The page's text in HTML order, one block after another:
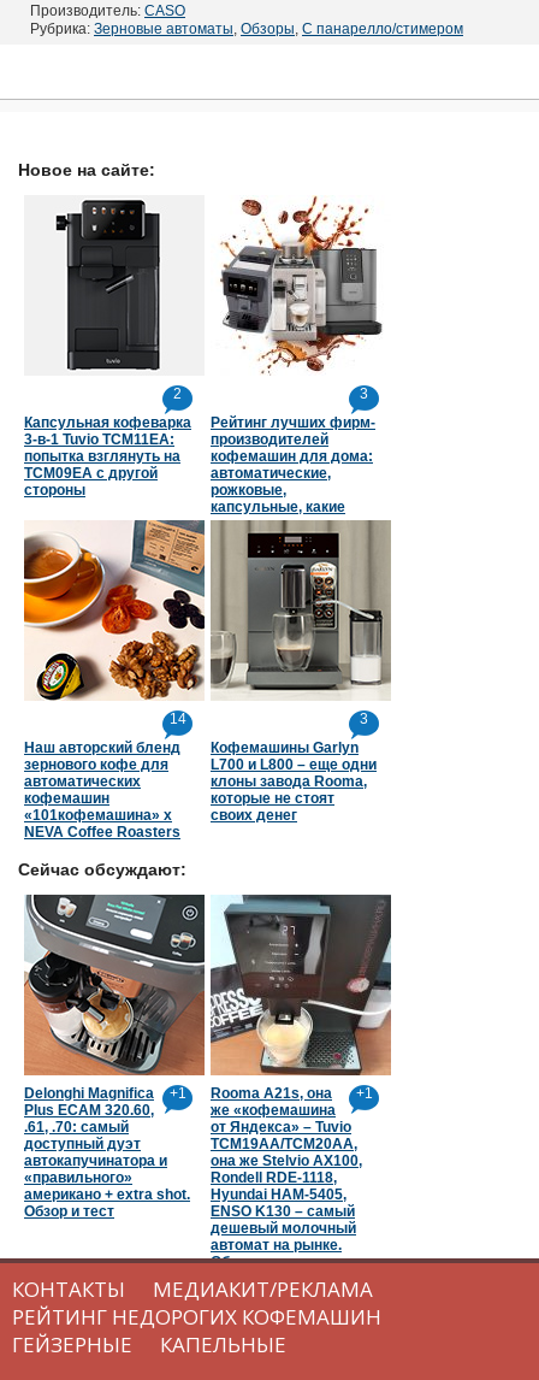
Производитель: CASO
Рубрика: Зерновые автоматы Обзоры С панарелло/стимером
Новое на сайте:
2
Капсульная кофеварка
3-в-1 Tuvio TCM11EA:
попытка взглянуть на
TCM09EA с другой
стороны
3
Рейтинг лучших фирм-
производителей
кофемашин для дома:
автоматические,
рожковые,
капсульные, какие
страны в топе
14
Наш авторский бленд
зернового кофе для
автоматических
кофемашин
«101кофемашина» х
NEVA Coffee Roasters
3
Кофемашины Garlyn
L700 и L800 – еще одни
клоны завода Rooma,
которые не стоят
своих денег
Сейчас обсуждают:
+1
Delonghi Magnifica
Plus ECAM 320.60,
.61, .70: самый
доступный дуэт
автокапучинатора и
«правильного»
американо + extra shot.
Обзор и тест
+1
Rooma A21s, она
же «кофемашина
от Яндекса» – Tuvio
TCM19AA/TCM20AA,
она же Stelvio AX100,
Rondell RDE-1118,
Hyundai HAM-5405,
ENSO K130 – самый
дешевый молочный
автомат на рынке.
Обзор и тест
КОНТАКТЫ
МЕДИАКИТ/РЕКЛАМА
РЕЙТИНГ НЕДОРОГИХ КОФЕМАШИН
ГЕЙЗЕРНЫЕ
КАПЕЛЬНЫЕ